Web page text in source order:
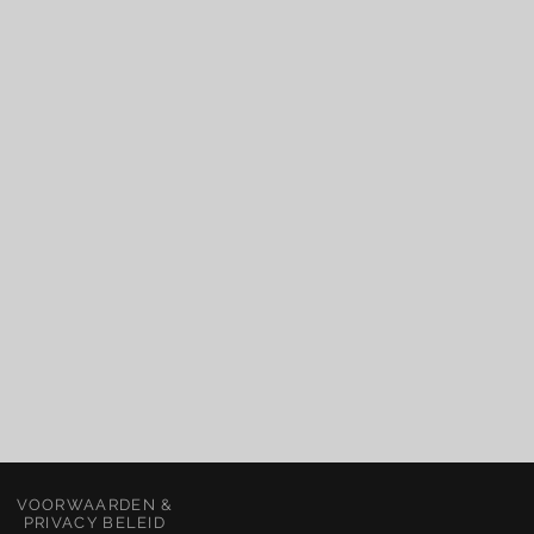
VOORWAARDEN &
PRIVACY BELEID